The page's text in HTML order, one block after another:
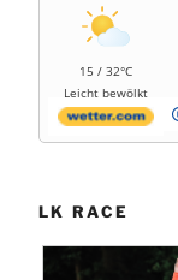
15 / 32°C
Leicht bewölkt
LK RACE